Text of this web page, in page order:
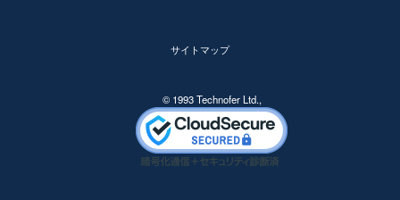
サイトマップ
© 1993 Technofer Ltd.,